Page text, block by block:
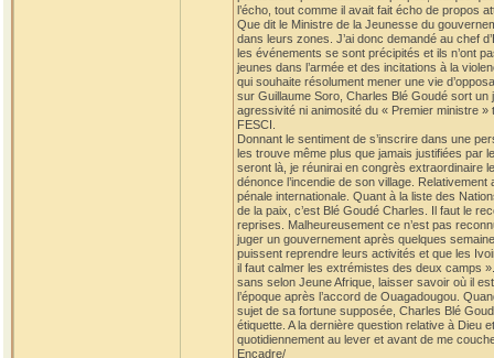
l’écho, tout comme il avait fait écho de propos
Que dit le Ministre de la Jeunesse du
dans leurs zones. J’ai donc demandé au chef
les événements se sont précipités et ils n’ont
jeunes dans l’armée et des incitations à la
qui souhaite résolument mener une vie
sur Guillaume Soro, Charles Blé Goudé sort
agressivité ni animosité du « Premier ministre
FESCI.
Donnant le sentiment de s’inscrire dans une
les trouve même plus que jamais justifiées par
seront là, je réunirai en congrès extraordinaire
dénonce l’incendie de son village.
pénale internationale. Quant à la liste des
de la paix, c’est Blé Goudé Charles. Il faut le
reprises. Malheureusement ce n’est pas
juger un gouvernement après quelques
puissent reprendre leurs activités et que les
il faut calmer les extrémistes des deux camps
sans selon Jeune Afrique, laisser savoir où il
l’époque après l’accord de Ouagadougou.
sujet de sa fortune supposée, Charles Blé
étiquette. A la dernière question relative à Dieu
quotidiennement au lever et avant de me
Encadre/